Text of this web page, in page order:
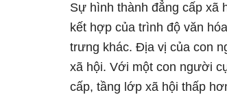
Sự hình thành đẳng cấp xã
kết hợp của trình độ văn
trưng khác. Địa vị của con
xã hội. Với một con người
cấp, tầng lớp xã hội thấp